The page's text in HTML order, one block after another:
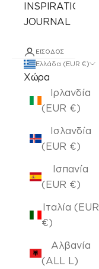
INSPIRATION
JOURNAL
ΕΊΣΟΔΟΣ
Ελλάδα (EUR €)
Χώρα
Ιρλανδία
(EUR €)
Ισλανδία
(EUR €)
Ισπανία
(EUR €)
Ιταλία (EUR
€)
Αλβανία
(ALL L)